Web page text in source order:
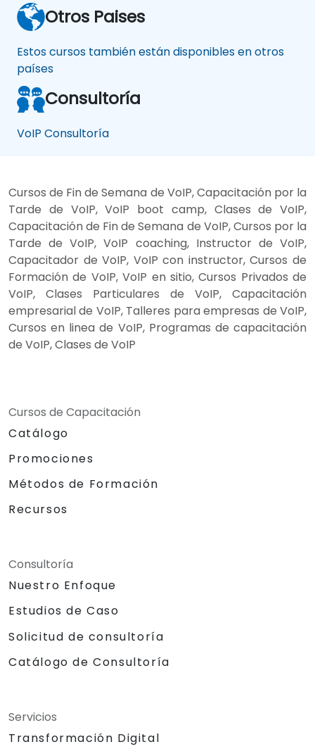
Otros Paises
Estos cursos también están disponibles en otros
países
Consultoría
VoIP Consultoría
Cursos de Fin de Semana de VoIP, Capacitación por la
Tarde de VoIP, VoIP boot camp, Clases de VoIP,
Capacitación de Fin de Semana de VoIP, Cursos por la
Tarde de VoIP, VoIP coaching, Instructor de VoIP,
Capacitador de VoIP, VoIP con instructor, Cursos de
Formación de VoIP, VoIP en sitio, Cursos Privados de
VoIP, Clases Particulares de VoIP, Capacitación
empresarial de VoIP, Talleres para empresas de VoIP,
Cursos en linea de VoIP, Programas de capacitación
de VoIP, Clases de VoIP
Cursos de Capacitación
Catálogo
Promociones
Métodos de Formación
Recursos
Consultoría
Nuestro Enfoque
Estudios de Caso
Solicitud de consultoría
Catálogo de Consultoría
Servicios
Transformación Digital